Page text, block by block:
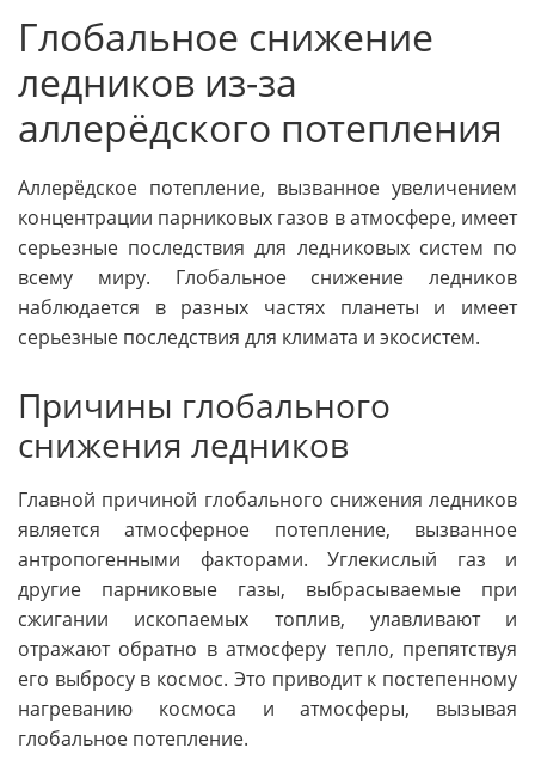
Глобальное снижение
ледников из-за
аллерёдского потепления
Аллерёдское потепление, вызванное увеличением
концентрации парниковых газов в атмосфере, имеет
серьезные последствия для ледниковых систем по
всему миру. Глобальное снижение ледников
наблюдается в разных частях планеты и имеет
серьезные последствия для климата и экосистем.
Причины глобального
снижения ледников
Главной причиной глобального снижения ледников
является атмосферное потепление, вызванное
антропогенными факторами. Углекислый газ и
другие парниковые газы, выбрасываемые при
сжигании ископаемых топлив, улавливают и
отражают обратно в атмосферу тепло, препятствуя
его выбросу в космос. Это приводит к постепенному
нагреванию космоса и атмосферы, вызывая
глобальное потепление.